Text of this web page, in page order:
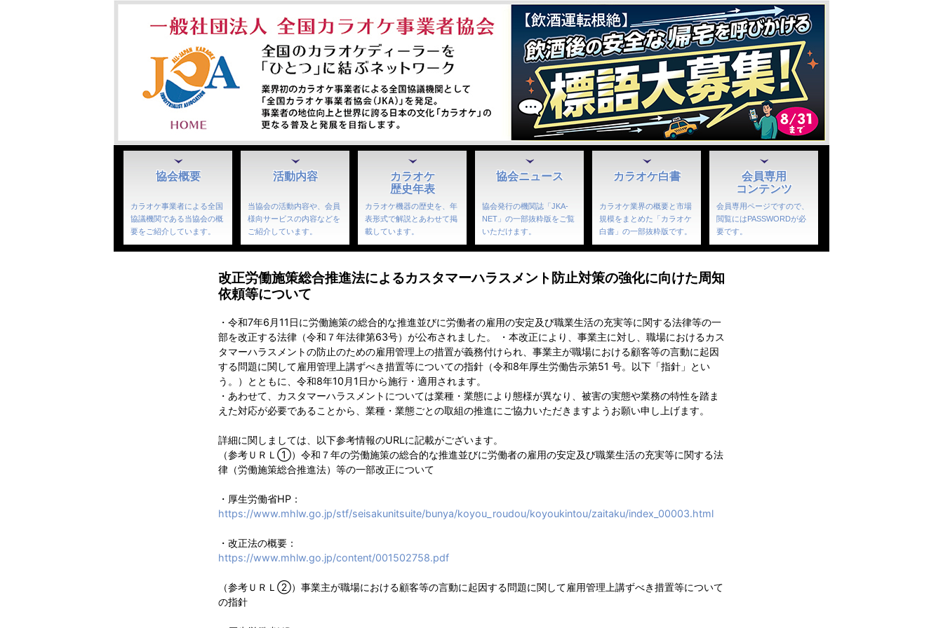
協会概要
カラオケ事業者による全国
協議機関である当協会の概
要をご紹介しています。
活動内容
当協会の活動内容や、会員
様向サービスの内容などを
ご紹介しています。
カラオケ
歴史年表
カラオケ機器の歴史を、年
表形式で解説とあわせて掲
載しています。
協会ニュース
協会発行の機関誌「JKA-
NET」の一部抜粋版をご覧
いただけます。
カラオケ白書
カラオケ業界の概要と市場
規模をまとめた「カラオケ
白書」の一部抜粋版です。
会員専用
コンテンツ
会員専用ページですので、
閲覧にはPASSWORDが必
要です。
改正労働施策総合推進法によるカスタマーハラスメント防止対策の強化に向けた周知
依頼等について
・令和7年6月11日に労働施策の総合的な推進並びに労働者の雇用の安定及び職業生活の充実等に関する法律等の一
部を改正する法律（令和７年法律第63号）が公布されました。 ・本改正により、事業主に対し、職場におけるカス
タマーハラスメントの防止のための雇用管理上の措置が義務付けられ、事業主が職場における顧客等の言動に起因
する問題に関して雇用管理上講ずべき措置等についての指針（令和8年厚生労働告示第51 号。以下「指針」とい
う。）とともに、令和8年10月1日から施行・適用されます。
・あわせて、カスタマーハラスメントについては業種・業態により態様が異なり、被害の実態や業務の特性を踏ま
えた対応が必要であることから、業種・業態ごとの取組の推進にご協力いただきますようお願い申し上げます。
詳細に関しましては、以下参考情報のURLに記載がございます。
（参考ＵＲＬ①）令和７年の労働施策の総合的な推進並びに労働者の雇用の安定及び職業生活の充実等に関する法
律（労働施策総合推進法）等の一部改正について
・厚生労働省HP：
https://www.mhlw.go.jp/stf/seisakunitsuite/bunya/koyou_roudou/koyoukintou/zaitaku/index_00003.html
・改正法の概要：
https://www.mhlw.go.jp/content/001502758.pdf
（参考ＵＲＬ②）事業主が職場における顧客等の言動に起因する問題に関して雇用管理上講ずべき措置等について
の指針